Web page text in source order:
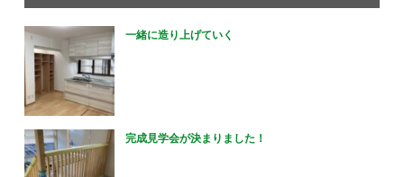
一緒に造り上げていく
完成見学会が決まりました！